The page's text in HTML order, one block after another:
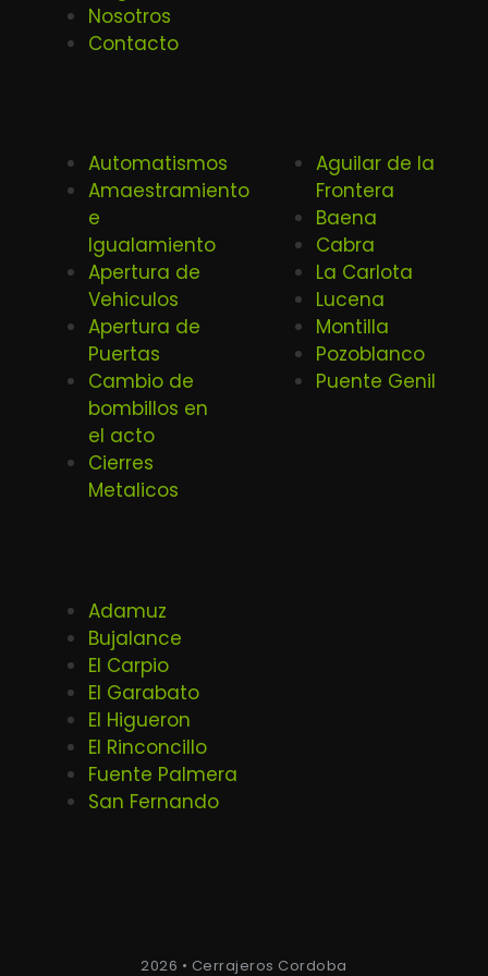
Nosotros
Contacto
Automatismos
Amaestramiento
e
Igualamiento
Apertura de
Vehiculos
Apertura de
Puertas
Cambio de
bombillos en
el acto
Cierres
Metalicos
Aguilar de la
Frontera
Baena
Cabra
La Carlota
Lucena
Montilla
Pozoblanco
Puente Genil
Adamuz
Bujalance
El Carpio
El Garabato
El Higueron
El Rinconcillo
Fuente Palmera
San Fernando
2026 • Cerrajeros Cordoba